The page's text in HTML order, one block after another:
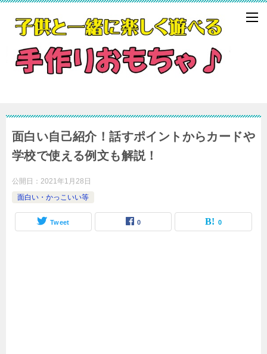
面白い自己紹介！話すポイントからカードや
学校で使える例文も解説！
公開日： 2021年1月28日
面白い・かっこいい等
Tweet 0 0